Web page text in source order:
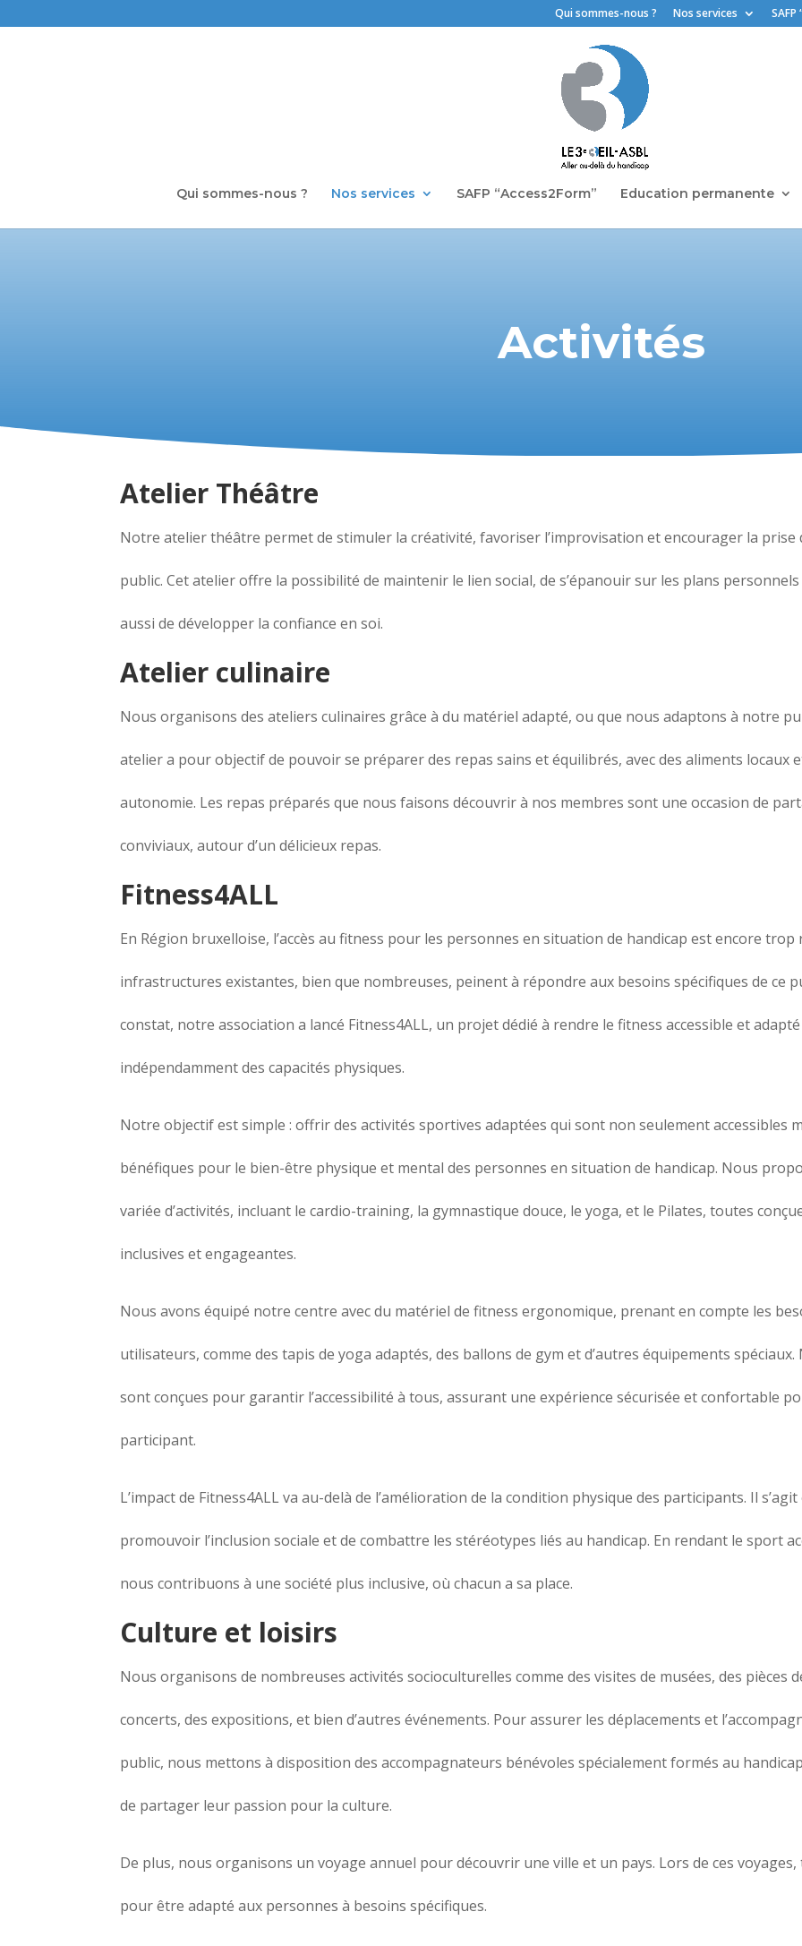
Qui sommes-nous ? Nos services SAFP
Qui sommes-nous ? Nos services SAFP “Access2Form” Education permanente
Activités
Atelier Théâtre
Notre atelier théâtre permet de stimuler la créativité, favoriser l’improvisation et encourager la prise
public. Cet atelier offre la possibilité de maintenir le lien social, de s’épanouir sur les plans
aussi de développer la confiance en soi.
Atelier culinaire
Nous organisons des ateliers culinaires grâce à du matériel adapté, ou que nous adaptons à notre
atelier a pour objectif de pouvoir se préparer des repas sains et équilibrés, avec des aliments locaux
autonomie. Les repas préparés que nous faisons découvrir à nos membres sont une occasion de
conviviaux, autour d’un délicieux repas.
Fitness4ALL
En Région bruxelloise, l’accès au fitness pour les personnes en situation de handicap est encore trop
infrastructures existantes, bien que nombreuses, peinent à répondre aux besoins spécifiques de ce
constat, notre association a lancé Fitness4ALL, un projet dédié à rendre le fitness accessible et
indépendamment des capacités physiques.
Notre objectif est simple : offrir des activités sportives adaptées qui sont non seulement accessibles
bénéfiques pour le bien-être physique et mental des personnes en situation de handicap. Nous
variée d’activités, incluant le cardio-training, la gymnastique douce, le yoga, et le Pilates, toutes
inclusives et engageantes.
Nous avons équipé notre centre avec du matériel de fitness ergonomique, prenant en compte les
utilisateurs, comme des tapis de yoga adaptés, des ballons de gym et d’autres équipements
sont conçues pour garantir l’accessibilité à tous, assurant une expérience sécurisée et confortable
participant.
L’impact de Fitness4ALL va au-delà de l’amélioration de la condition physique des participants. Il
promouvoir l’inclusion sociale et de combattre les stéréotypes liés au handicap. En rendant le sport
nous contribuons à une société plus inclusive, où chacun a sa place.
Culture et loisirs
Nous organisons de nombreuses activités socioculturelles comme des visites de musées, des pièces
concerts, des expositions, et bien d’autres événements. Pour assurer les déplacements et
public, nous mettons à disposition des accompagnateurs bénévoles spécialement formés au
de partager leur passion pour la culture.
De plus, nous organisons un voyage annuel pour découvrir une ville et un pays. Lors de ces
pour être adapté aux personnes à besoins spécifiques.